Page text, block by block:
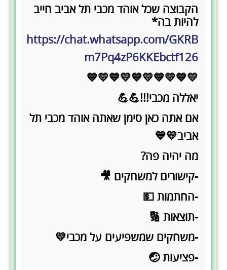
הקבוצה שכל אוהד מכבי תל אביב חייב
להיות בה*
https://chat.whatsapp.com/GKRB
m7Pq4zP6KKEbctf126
💛💙💛💙💛💙💛💙💛💙
יאללה מכבי!!!💪💪
אם אתה כאן סימן שאתה אוהד מכבי תל
אביב💛💙
מה יהיה פה?
-קישורים למשחקים 🎥
-החתמות 💵
-תוצאות 🔢
-משחקים שמשפיעים על מכבי💛
-פציעות 🤕